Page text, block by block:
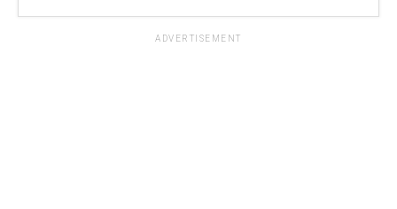
ADVERTISEMENT